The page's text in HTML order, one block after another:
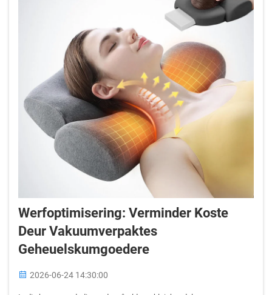
Werfoptimisering: Verminder Koste
Deur Vakuumverpaktes
Geheuelskumgoedere
2026-06-24 14:30:00